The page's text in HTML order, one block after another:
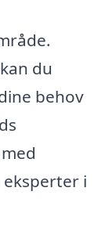
du
behov
i